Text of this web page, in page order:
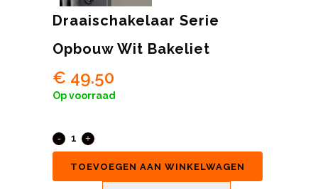
Draaischakelaar Serie
Opbouw Wit Bakeliet
€ 49.50
Op voorraad
TOEVOEGEN AAN WINKELWAGEN